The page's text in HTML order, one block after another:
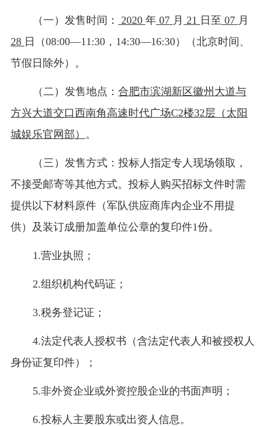
（一）发售时间： 2020 年07 月 21 日至 07 月
28 日（08:00—11:30，14:30—16:30）（北京时间、
节假日除外）。
（二）发售地点： 合肥市滨湖新区徽州大道与
方兴大道交口西南角高速时代广场C2楼32层（太阳
城娱乐官网部）
。
（三）发售方式：投标人指定专人现场领取，
不接受邮寄等其他方式。投标人购买招标文件时需
提供以下材料原件（军队供应商库内企业不用提
供）及装订成册加盖单位公章的复印件1份。
1.营业执照；
2.组织机构代码证；
3.税务登记证；
4.法定代表人授权书（含法定代表人和被授权人
身份证复印件）；
5.非外资企业或外资控股企业的书面声明；
6.投标人主要股东或出资人信息。